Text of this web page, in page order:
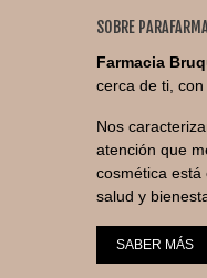
SOBRE
Farmacia
cerca de ti,
Nos
atención que
cosmética está
salud y
SABER MÁS